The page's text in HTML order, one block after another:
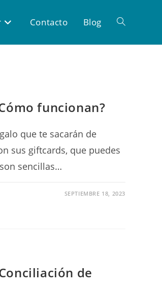
Contacto Blog
funcionan?
que te sacarán de
sus giftcards, que puedes
sencillas…
SEPTIEMBRE 18, 2023
de